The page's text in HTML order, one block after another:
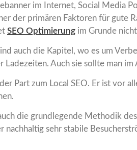
im Internet, Social Media
der primären Faktoren für gute
SEO Optimierung im Grunde
auch die Kapitel, wo es um
Ladezeiten. Auch sie sollte man im
Part zum Local SEO. Er ist vor
die grundlegende Methodik
nachhaltig sehr stabile